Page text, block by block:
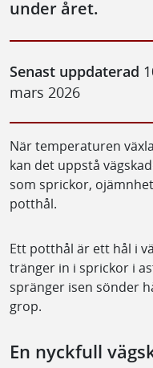
under året.
Senast uppdaterad
mars 2026
När temperaturen
kan det uppstå
som sprickor,
potthål.
Ett potthål är ett hål i
tränger in i sprickor i
spränger isen sönder
grop.
En nyckfull